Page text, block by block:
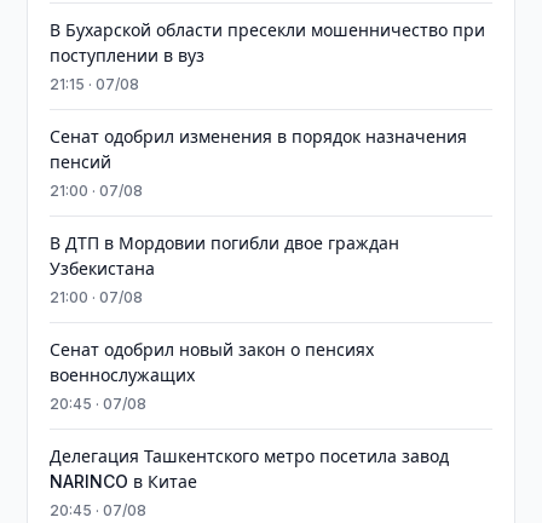
В Бухарской области пресекли мошенничество при
поступлении в вуз
21:15 · 07/08
Сенат одобрил изменения в порядок назначения
пенсий
21:00 · 07/08
В ДТП в Мордовии погибли двое граждан
Узбекистана
21:00 · 07/08
Сенат одобрил новый закон о пенсиях
военнослужащих
20:45 · 07/08
Делегация Ташкентского метро посетила завод
NARINCO в Китае
20:45 · 07/08